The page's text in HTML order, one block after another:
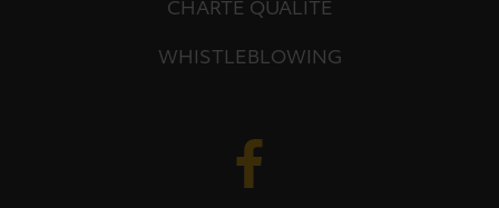
CHARTE QUALITÉ
WHISTLEBLOWING